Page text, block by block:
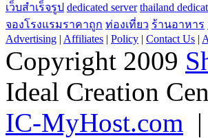
เว็บสำเร็จรูป dedicated server thailand
จองโรงแรมราคาถูก ท่องเที่ยว ร้านอาหาร
Advertising | Affiliates | Policy | Contact Us |
Copyright 2009
Ideal Creation
IC-MyHost.com |